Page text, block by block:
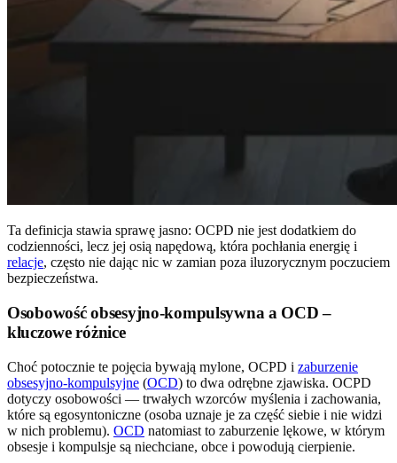
Ta definicja stawia sprawę jasno: OCPD nie jest dodatkiem do
codzienności, lecz jej osią napędową, która pochłania energię i
relacje, często nie dając nic w zamian poza iluzorycznym poczuciem
bezpieczeństwa.
Osobowość obsesyjno-kompulsywna a OCD –
kluczowe różnice
Choć potocznie te pojęcia bywają mylone, OCPD i zaburzenie
obsesyjno-kompulsyjne (OCD) to dwa odrębne zjawiska. OCPD
dotyczy osobowości — trwałych wzorców myślenia i zachowania,
które są egosyntoniczne (osoba uznaje je za część siebie i nie widzi
w nich problemu). OCD natomiast to zaburzenie lękowe, w którym
obsesje i kompulsje są niechciane, obce i powodują cierpienie.